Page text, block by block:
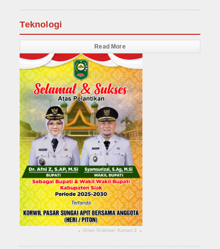
Teknologi
Read More
▴ Iklan Sidebar Kanan 2 ▴